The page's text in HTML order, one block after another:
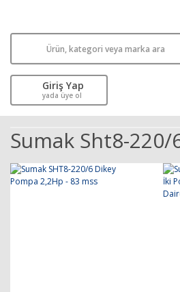
Giriş Yap
yada üye ol
Sumak Sht8-220/